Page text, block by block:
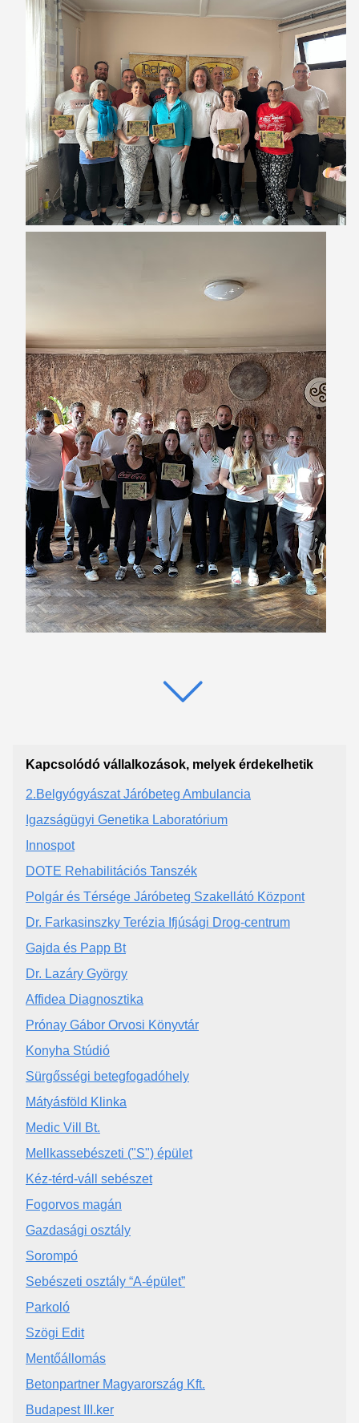
Kapcsolódó vállalkozások, melyek érdekelhetik
2.Belgyógyászat Járóbeteg Ambulancia
Igazságügyi Genetika Laboratórium
Innospot
DOTE Rehabilitációs Tanszék
Polgár és Térsége Járóbeteg Szakellátó Központ
Dr. Farkasinszky Terézia Ifjúsági Drog-centrum
Gajda és Papp Bt
Dr. Lazáry György
Affidea Diagnosztika
Prónay Gábor Orvosi Könyvtár
Konyha Stúdió
Sürgősségi betegfogadóhely
Mátyásföld Klinka
Medic Vill Bt.
Mellkassebészeti ("S") épület
Kéz-térd-váll sebészet
Fogorvos magán
Gazdasági osztály
Sorompó
Sebészeti osztály “A-épület”
Parkoló
Szögi Edit
Mentőállomás
Betonpartner Magyarország Kft.
Budapest III.ker